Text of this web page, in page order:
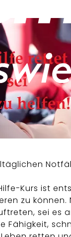
Kurs ist
zu können.
sei es
Fähigkeit,